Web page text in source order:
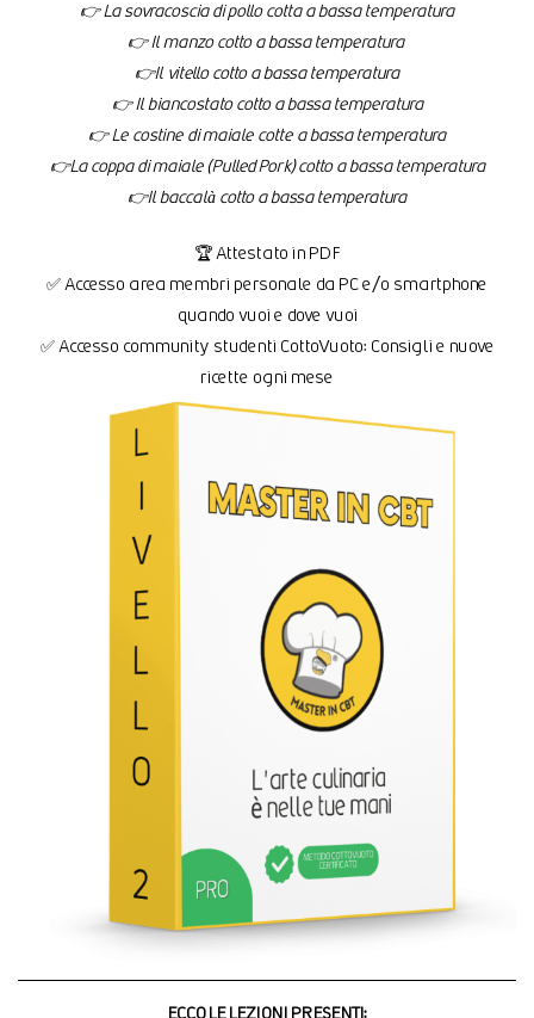
👉 La sovracoscia di pollo cotta a bassa temperatura
👉 Il manzo cotto a bassa temperatura
👉Il vitello cotto a bassa temperatura
👉 Il biancostato cotto a bassa temperatura
👉 Le costine di maiale cotte a bassa temperatura
👉La coppa di maiale (Pulled Pork) cotto a bassa temperatura
👉Il baccalà cotto a bassa temperatura
🏆 Attestato in PDF
✅ Accesso area membri personale da PC e/o smartphone
quando vuoi e dove vuoi
✅ Accesso community studenti CottoVuoto: Consigli e nuove
ricette ogni mese